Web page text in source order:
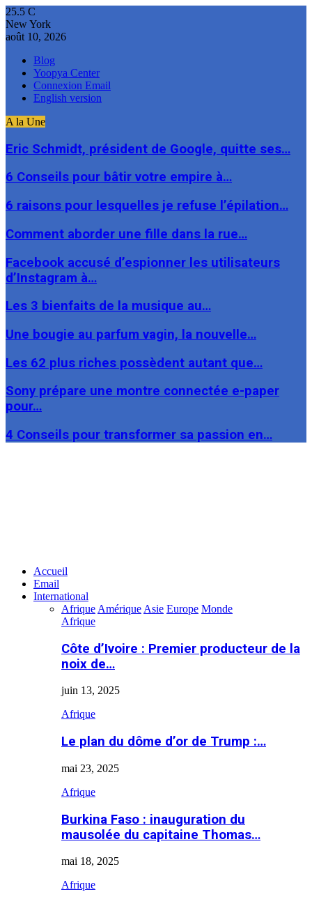
25.5 C
New York
août 10, 2026
Blog
Yoopya Center
Connexion Email
English version
A la Une
Eric Schmidt, président de Google, quitte ses…
6 Conseils pour bâtir votre empire à…
6 raisons pour lesquelles je refuse l’épilation…
Comment aborder une fille dans la rue…
Facebook accusé d’espionner les utilisateurs
d’Instagram à…
Les 3 bienfaits de la musique au…
Une bougie au parfum vagin, la nouvelle…
Les 62 plus riches possèdent autant que…
Sony prépare une montre connectée e-paper
pour…
4 Conseils pour transformer sa passion en…
Accueil
Email
International
Afrique Amérique Asie Europe Monde
Afrique
Côte d’Ivoire : Premier producteur de la
noix de…
juin 13, 2025
Afrique
Le plan du dôme d’or de Trump :…
mai 23, 2025
Afrique
Burkina Faso : inauguration du
mausolée du capitaine Thomas…
mai 18, 2025
Afrique